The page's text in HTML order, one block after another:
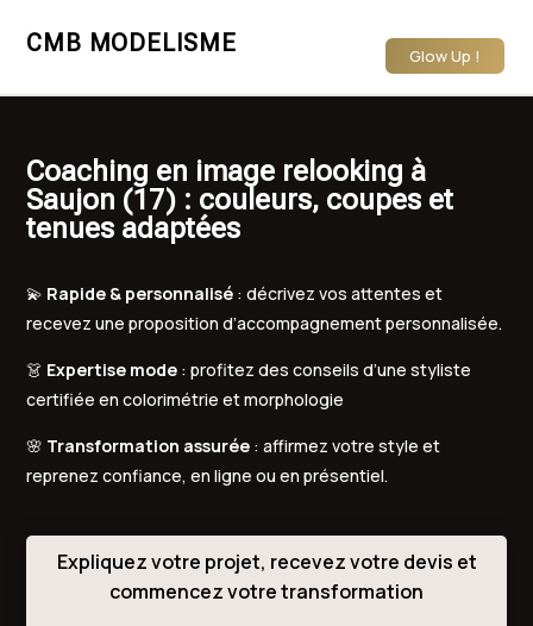
CMB MODELISME Glow Up !
Coaching en image relooking à
Saujon (17) : couleurs, coupes et
tenues adaptées
💫 Rapide & personnalisé : décrivez vos attentes et
recevez une proposition d’accompagnement personnalisée.
👗 Expertise mode : profitez des conseils d’une styliste
certifiée en colorimétrie et morphologie
🌸 Transformation assurée : affirmez votre style et
reprenez confiance, en ligne ou en présentiel.
Expliquez votre projet, recevez votre devis et
commencez votre transformation